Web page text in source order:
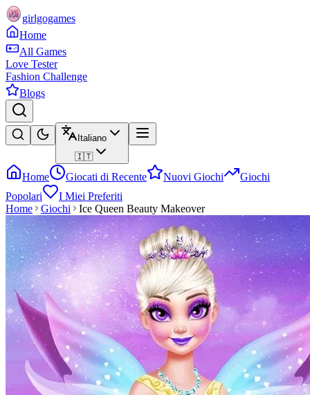
girlgogames
Home
All Games
Love Tester
Fashion Challenge
Blogs
Italiano
🇮🇹
Home Giocati di Recente Nuovi Giochi
Giochi
Popolari
I Miei Preferiti
Home
Giochi Ice Queen Beauty Makeover